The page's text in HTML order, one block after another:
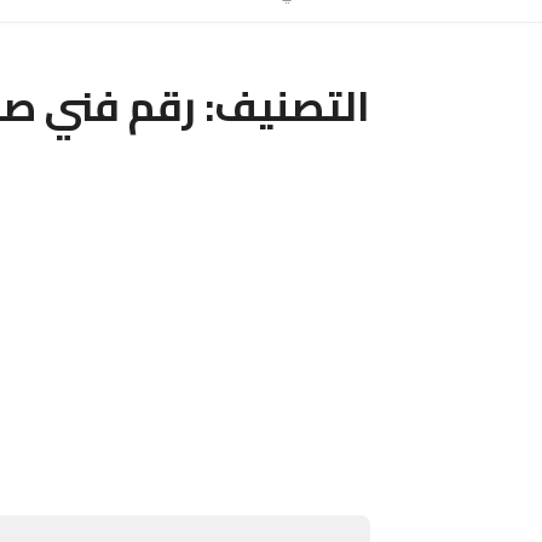
التصنيف:رقم فني